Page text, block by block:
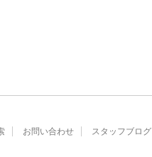
お問い合わせ スタッフブログ